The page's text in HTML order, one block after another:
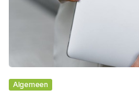
Algemeen